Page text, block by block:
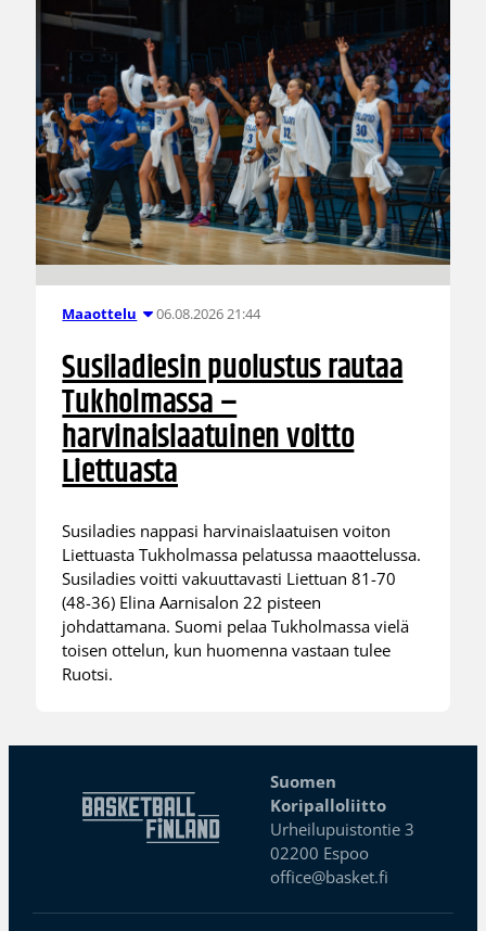
Maaottelu 06.08.2026 21:44
Susiladiesin puolustus rautaa
Tukholmassa –
harvinaislaatuinen voitto
Liettuasta
Susiladies nappasi harvinaislaatuisen voiton
Liettuasta Tukholmassa pelatussa maaottelussa.
Susiladies voitti vakuuttavasti Liettuan 81-70
(48-36) Elina Aarnisalon 22 pisteen
johdattamana. Suomi pelaa Tukholmassa vielä
toisen ottelun, kun huomenna vastaan tulee
Ruotsi.
Suomen
Koripalloliitto
Urheilupuistontie 3
02200 Espoo
office@basket.fi